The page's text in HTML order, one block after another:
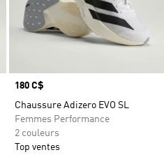
Prix
180 C$
Chaussure Adizero EVO SL
Femmes Performance
2 couleurs
Top ventes